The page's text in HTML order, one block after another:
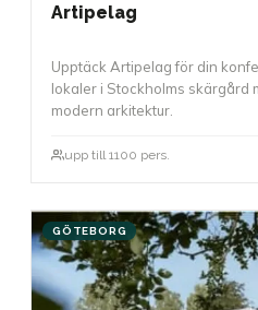
Artipelag
Upptäck Artipelag för din
lokaler i Stockholms skärgård
modern arkitektur.
upp till 1100 pers.
GÖTEBORG